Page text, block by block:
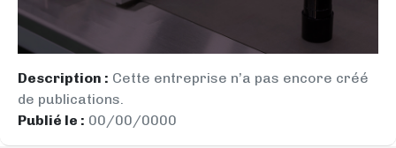
Description : Cette entreprise n’a pas encore créé
de publications.
Publié le : 00/00/0000